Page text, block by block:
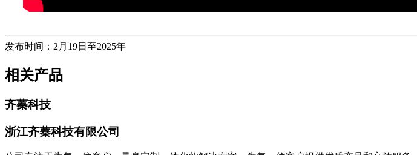
发布时间：2月19日至2025年
相关产品
齐蓁科技
浙江齐蓁科技有限公司